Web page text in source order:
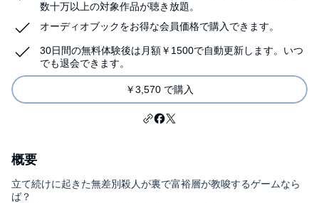
数十万以上の対象作品が聴き放題。
オーディオブックをお得な会員価格で購入できます。
30日間の無料体験後は月額￥1500で自動更新します。いつ
でも退会できます。
￥3,570 で購入
概要
立て続けに起きた無差別殺人が裏で富裕層が教唆するゲームなら
ば？